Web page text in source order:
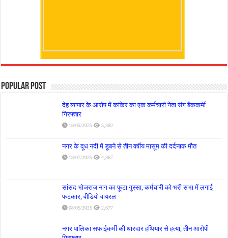
Popular Post
देह व्यापार के आरोप में कांकेर का एक कर्मचारी नेता संग बैककर्मी
गिरफ्तार
18/05/2025 5,392
नगर के दूध नदी में डूबने से तीन वर्षीय मासूम की दर्दनाक मौत
18/07/2025 4,367
सांसद भोजराज नाग का फूटा गुस्सा, कर्मचारी को भरी सभा में लगाई
फटकार, वीडियो वायरल
08/05/2025 2,677
नगर पालिका सफाईकर्मी की धारदार हथियार से हत्या, तीन आरोपी